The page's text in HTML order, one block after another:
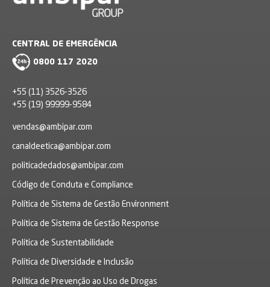
CENTRAL DE EMERGÊNCIA
0800 117 2020
+55 (11) 3526-3526
+55 (19) 99999-9584
vendas@ambipar.com
canaldeetica@ambipar.com
politicadedados@ambipar.com
Código de Conduta e Compliance
Política de Sistema de Gestão Environment
Política de Sistema de Gestão Response
Política de Sustentabilidade
Política de Diversidade e Inclusão
Política de Prevenção ao Uso de Drogas